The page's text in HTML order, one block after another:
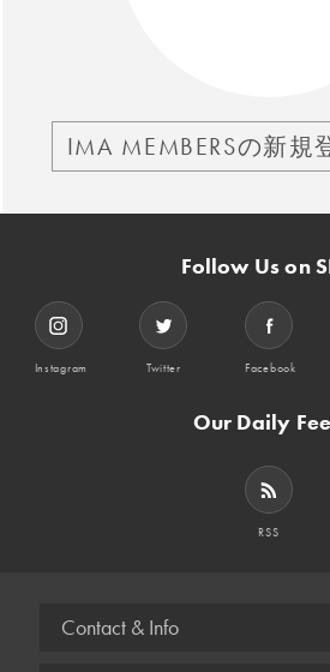
IMA MEMBERSの新規
Follow Us on
Instagram Twitter Facebook
Our Daily
RSS
Contact & Info